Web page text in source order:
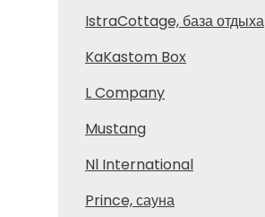
IstraCottage, база отдыха
KaKastom Box
L Company
Mustang
Nl International
Prince, сауна